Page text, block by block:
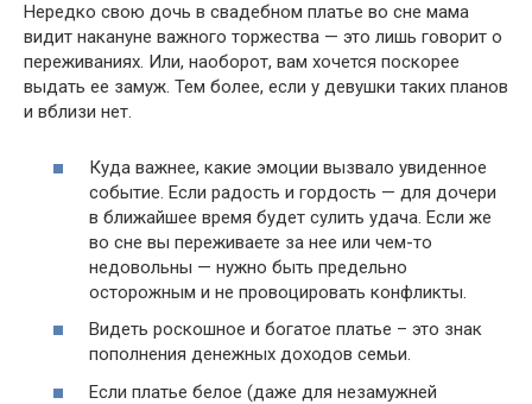
Нередко свою дочь в свадебном платье во сне мама
видит накануне важного торжества — это лишь говорит о
переживаниях. Или, наоборот, вам хочется поскорее
выдать ее замуж. Тем более, если у девушки таких планов
и вблизи нет.
Куда важнее, какие эмоции вызвало увиденное
событие. Если радость и гордость — для дочери
в ближайшее время будет сулить удача. Если же
во сне вы переживаете за нее или чем-то
недовольны — нужно быть предельно
осторожным и не провоцировать конфликты.
Видеть роскошное и богатое платье – это знак
пополнения денежных доходов семьи.
Если платье белое (даже для незамужней